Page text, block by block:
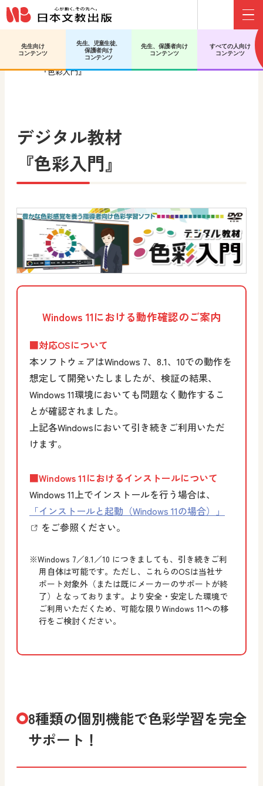
先生向け
コンテンツ
先生、児童生徒、
保護者向け
コンテンツ
先生、保護者向け
コンテンツ
すべての人向け
コンテンツ
日文HOME デジタル教科書・教材
デジタル教材
『色彩入門』
デジタル教材
『色彩入門』
Windows 11における動作確認のご案内
■対応OSについて
本ソフトウェアはWindows 7、8.1、10での動作を
想定して開発いたしましたが、検証の結果、
Windows 11環境においても問題なく動作するこ
とが確認されました。
上記各Windowsにおいて引き続きご利用いただ
けます。
■Windows 11におけるインストールについて
Windows 11上でインストールを行う場合は、
「インストールと起動（Windows 11の場合）」
をご参照ください。
※Windows 7／8.1／10 につきましても、引き続きご利
用自体は可能です。ただし、これらのOSは当社サ
ポート対象外（または既にメーカーのサポートが終
了）となっております。より安全・安定した環境で
ご利用いただくため、可能な限りWindows 11への移
行をご検討ください。
8種類の個別機能で色彩学習を完全
サポート！